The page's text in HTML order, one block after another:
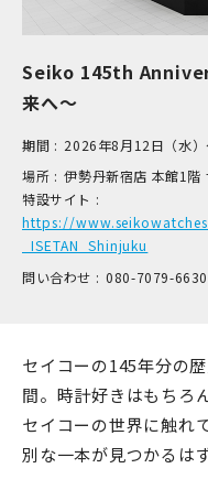
Seiko 145th
来へ～
期間 : 2026年8月12日（水）
場所 : 伊​勢丹新宿店 本​館1階
特設サイト :
https://
_ISETAN_Shinjuku
問い合わせ : 0​80-7​079-6​630
セイコーの145年分の
間。時計好きはもちろ
セイコーの世界に触れ
別な一本が見つかるは